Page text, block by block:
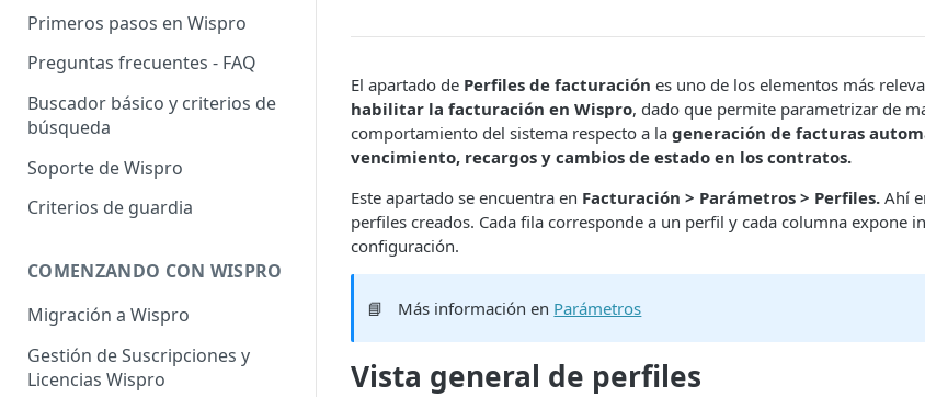
Primeros pasos en Wispro
Preguntas frecuentes - FAQ
Buscador básico y criterios de
búsqueda
Soporte de Wispro
Criterios de guardia
COMENZANDO CON WISPRO
Migración a Wispro
Gestión de Suscripciones y
Licencias Wispro
El apartado de Perfiles de facturación es uno de los elementos más
habilitar la facturación en Wispro, dado que permite parametrizar de
comportamiento del sistema respecto a la generación de facturas
vencimiento, recargos y cambios de estado en los contratos.
Este apartado se encuentra en Facturación > Parámetros > Perfiles. Ahí
perfiles creados. Cada fila corresponde a un perfil y cada columna expone
configuración.
📘 Más información en Parámetros
Vista general de perfiles